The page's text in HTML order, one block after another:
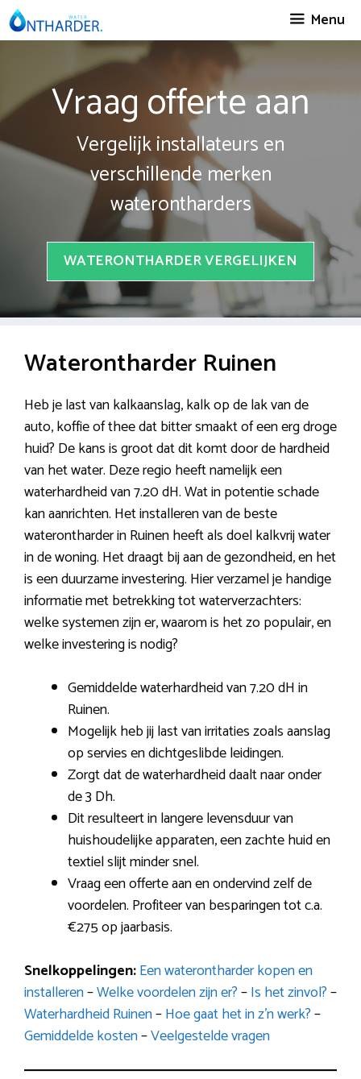
Spring
naar
Menu
Vraag offerte aan
Vergelijk installateurs en
verschillende merken
waterontharders
WATERONTHARDER VERGELIJKEN
Waterontharder Ruinen
Heb je last van kalkaanslag, kalk op de lak van de
auto, koffie of thee dat bitter smaakt of een erg droge
huid? De kans is groot dat dit komt door de hardheid
van het water. Deze regio heeft namelijk een
waterhardheid van 7.20 dH. Wat in potentie schade
kan aanrichten. Het installeren van de beste
waterontharder in Ruinen heeft als doel kalkvrij water
in de woning. Het draagt bij aan de gezondheid, en het
is een duurzame investering. Hier verzamel je handige
informatie met betrekking tot waterverzachters:
welke systemen zijn er, waarom is het zo populair, en
welke investering is nodig?
Gemiddelde waterhardheid van 7.20 dH in
Ruinen.
Mogelijk heb jij last van irritaties zoals aanslag
op servies en dichtgeslibde leidingen.
Zorgt dat de waterhardheid daalt naar onder
de 3 Dh.
Dit resulteert in langere levensduur van
huishoudelijke apparaten, een zachte huid en
textiel slijt minder snel.
Vraag een offerte aan en ondervind zelf de
voordelen. Profiteer van besparingen tot c.a.
€275 op jaarbasis.
Snelkoppelingen:Een waterontharder kopen en
installeren–Welke voordelen zijn er?–Is het zinvol?–
Waterhardheid Ruinen–Hoe gaat het in z’n werk?–
Gemiddelde kosten–Veelgestelde vragen